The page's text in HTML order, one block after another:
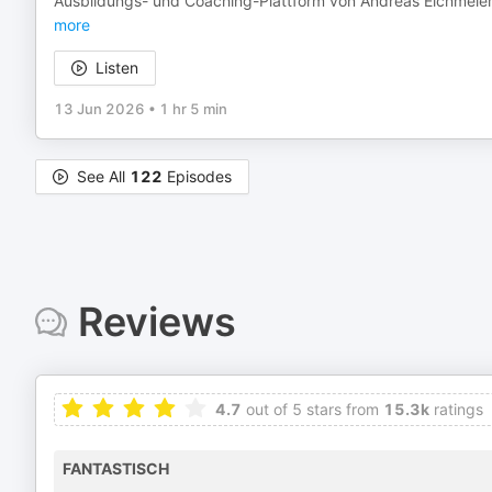
more
Listen
13 Jun 2026 • 1 hr 5 min
See All 122 Episodes
Reviews
4.7 out of 5 stars from 15.3k ratings
FANTASTISCH